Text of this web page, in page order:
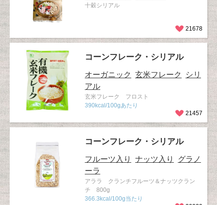
十穀シリアル
21678
コーンフレーク・シリアル
オーガニック 玄米フレーク
シリ
アル
玄米フレーク フロスト
390kcal/100gあたり
21457
コーンフレーク・シリアル
フルーツ入り ナッツ入り
グラノ
ーラ
アララ クランチフルーツ＆ナッツクラン
チ 800g
366.3kcal/100g当たり